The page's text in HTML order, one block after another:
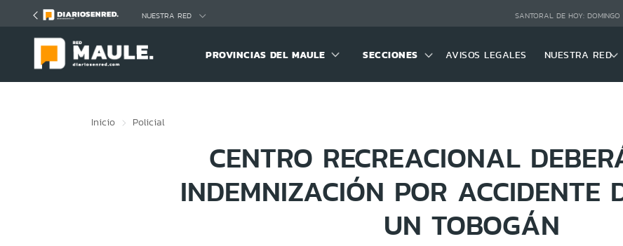
NUESTRA RED SANTORAL DE HOY:
PROVINCIAS DEL MAULE SECCIONES AVISOS LEGALES NUESTRA RED
Inicio Policial
CENTRO RECREACIONAL
INDEMNIZACIÓN POR ACCIDENTE
UN TOBOGÁN